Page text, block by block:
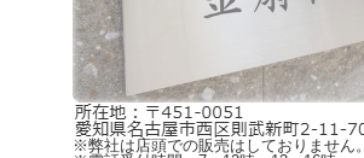
※弊社は店頭での販売はしておりません。